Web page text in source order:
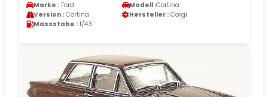
Marke : Ford Modell :Cortina
Version : Cortina Hersteller : Corgi
Massstabe : 1/43